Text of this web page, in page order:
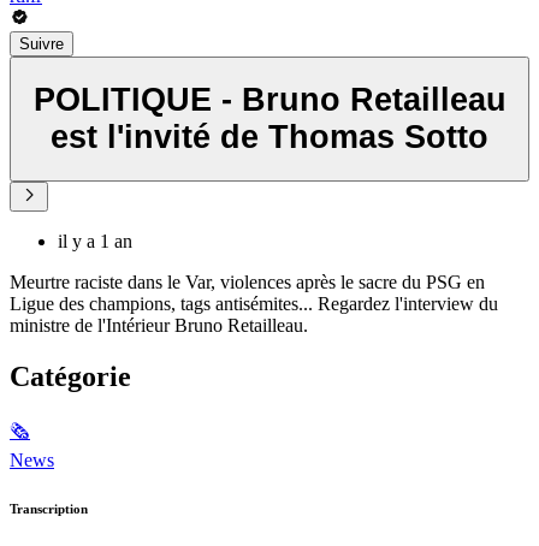
Suivre
POLITIQUE - Bruno Retailleau
est l'invité de Thomas Sotto
il y a 1 an
Meurtre raciste dans le Var, violences après le sacre du PSG en
Ligue des champions, tags antisémites... Regardez l'interview du
ministre de l'Intérieur Bruno Retailleau.
Catégorie
🗞
News
Transcription